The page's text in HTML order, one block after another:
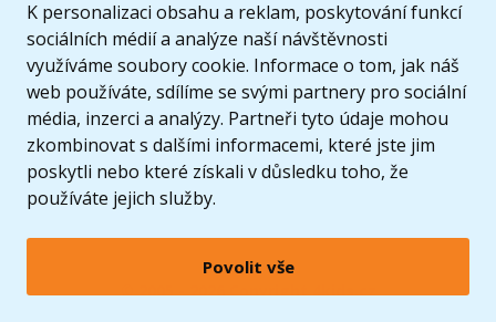
K personalizaci obsahu a reklam, poskytování funkcí
sociálních médií a analýze naší návštěvnosti
využíváme soubory cookie. Informace o tom, jak náš
web používáte, sdílíme se svými partnery pro sociální
média, inzerci a analýzy. Partneři tyto údaje mohou
zkombinovat s dalšími informacemi, které jste jim
poskytli nebo které získali v důsledku toho, že
používáte jejich služby.
Povolit vše
© 2005 - 2026 Copyright 4kids.cz